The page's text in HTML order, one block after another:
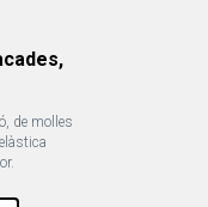
de molles